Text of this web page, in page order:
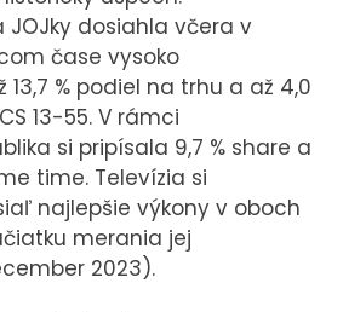
dosiahla včera v
čase vysoko
% podiel na trhu a až 4,0
13-55. V rámci
si pripísala 9,7 % share a
time. Televízia si
najlepšie výkony v oboch
merania jej
2023).